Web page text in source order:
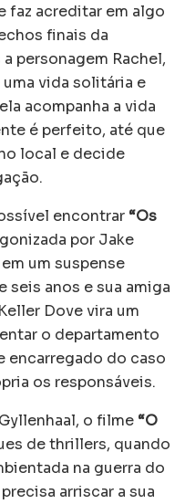
faz acreditar em algo
finais da
personagem Rachel,
vida solitária e
acompanha a vida
é perfeito, até que
local e decide
encontrar “Os
por Jake
um suspense
seis anos e sua amiga
Dove vira um
o departamento
encarregado do caso
os responsáveis.
o filme “O
de thrillers, quando
na guerra do
arriscar a sua